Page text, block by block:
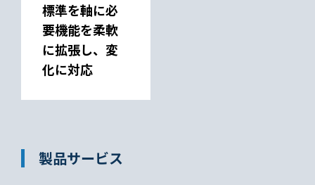
標準を軸に必
要機能を柔軟
に拡張し、変
化に対応
製品サービス